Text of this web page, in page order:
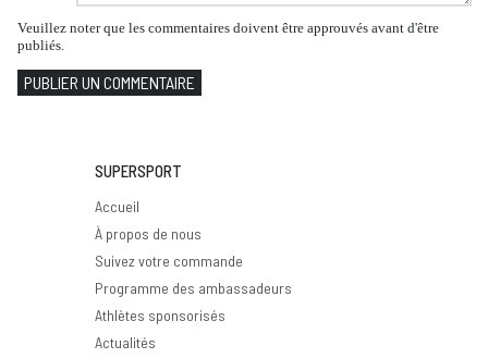
Veuillez noter que les commentaires doivent être approuvés avant d'être
publiés.
PUBLIER UN COMMENTAIRE
SUPERSPORT
Accueil
À propos de nous
Suivez votre commande
Programme des ambassadeurs
Athlètes sponsorisés
Actualités